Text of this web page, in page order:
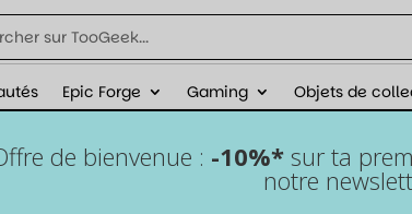
Epic Forge Gaming Objets de
de bienvenue : -10%* sur ta
notre